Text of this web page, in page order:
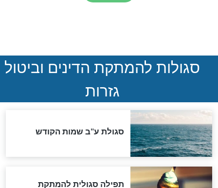
ההסכם החשאי של טראמפ
ואיראן: בלי שקיפות ועם הרבה
סימני שאלה
המסמך האבוד שנחשף
במרתפי מוסקבה: כתב היד
הנדיר של הרשב"ם התגלה